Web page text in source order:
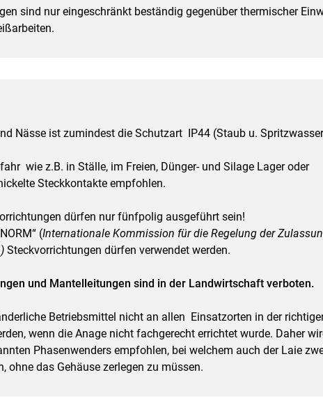
sind nur eingeschränkt beständig gegenüber thermischer
Nässe ist zumindest die Schutzart IP44 (Staub u.
wie z.B. in Ställe, im Freien, Dünger- und Silage Lager oder
Steckkontakte empfohlen.
dürfen nur fünfpolig ausgeführt sein!
(Internationale Kommission für die Regelung der
Steckvorrichtungen dürfen verwendet werden.
und Mantelleitungen sind in der Landwirtschaft verboten.
Betriebsmittel nicht an allen Einsatzorten in der
wenn die Anage nicht fachgerecht errichtet wurde. Daher
Phasenwenders empfohlen, bei welchem auch der Laie
ohne das Gehäuse zerlegen zu müssen.